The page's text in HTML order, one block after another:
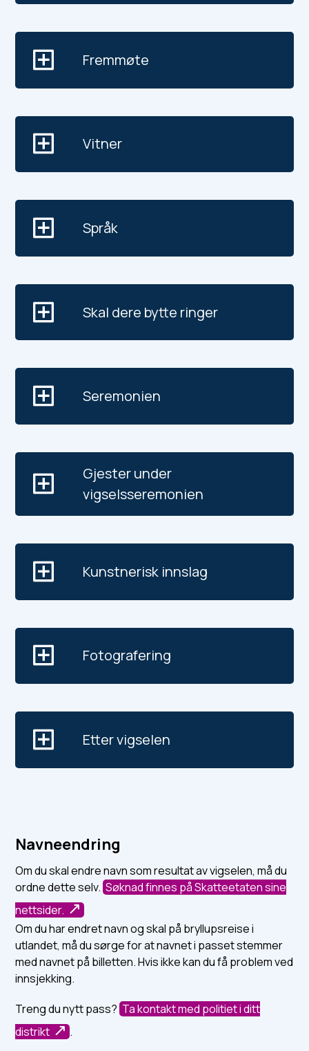
Fremmøte
Vitner
Språk
Skal dere bytte ringer
Seremonien
Gjester under
vigselsseremonien
Kunstnerisk innslag
Fotografering
Etter vigselen
Navneendring
Om du skal endre navn som resultat av vigselen, må du
ordne dette selv.Søknad finnes på Skatteetaten sine
nettsider.
Om du har endret navn og skal på bryllupsreise i
utlandet, må du sørge for at navnet i passet stemmer
med navnet på billetten. Hvis ikke kan du få problem ved
innsjekking.
Treng du nytt pass? Ta kontakt med politiet i ditt
distrikt
.